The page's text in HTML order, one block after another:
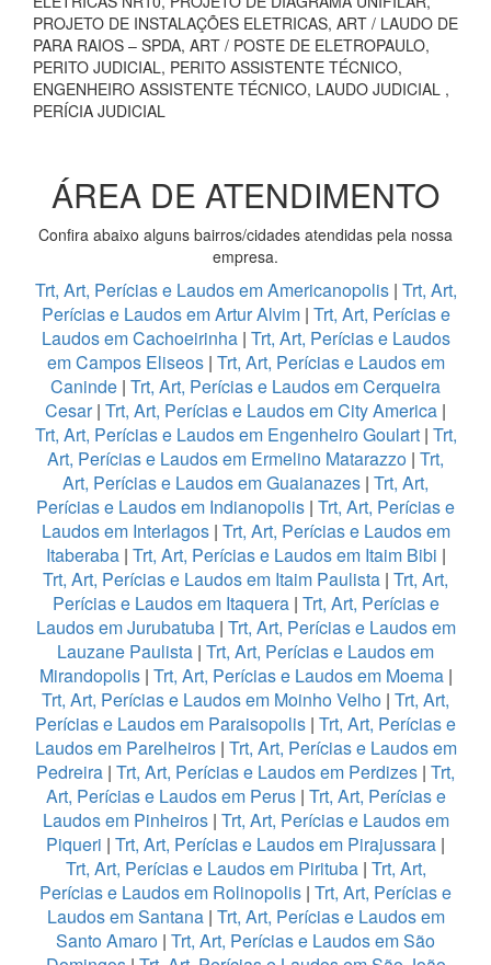
PROJETO DE INSTALAÇÕES ELETRICAS, ART / LAUDO DE
PARA RAIOS – SPDA, ART / POSTE DE ELETROPAULO,
PERITO JUDICIAL, PERITO ASSISTENTE TÉCNICO,
ENGENHEIRO ASSISTENTE TÉCNICO, LAUDO JUDICIAL ,
PERÍCIA JUDICIAL
ÁREA DE ATENDIMENTO
Confira abaixo alguns bairros/cidades atendidas pela nossa
empresa.
Trt, Art, Perícias e Laudos em Americanopolis | Trt, Art,
Perícias e Laudos em Artur Alvim | Trt, Art, Perícias e
Laudos em Cachoeirinha| Trt, Art, Perícias e Laudos
em Campos Eliseos | Trt, Art, Perícias e Laudos em
Caninde | Trt, Art, Perícias e Laudos em Cerqueira
Cesar| Trt, Art, Perícias e Laudos em City America |
Trt, Art, Perícias e Laudos em Engenheiro Goulart | Trt,
Art, Perícias e Laudos em Ermelino Matarazzo | Trt,
Art, Perícias e Laudos em Guaianazes | Trt, Art,
Perícias e Laudos em Indianopolis | Trt, Art, Perícias e
Laudos em Interlagos| Trt, Art, Perícias e Laudos em
Itaberaba| Trt, Art, Perícias e Laudos em Itaim Bibi |
Trt, Art, Perícias e Laudos em Itaim Paulista | Trt, Art,
Perícias e Laudos em Itaquera| Trt, Art, Perícias e
Laudos em Jurubatuba| Trt, Art, Perícias e Laudos em
Lauzane Paulista | Trt, Art, Perícias e Laudos em
Mirandopolis| Trt, Art, Perícias e Laudos em Moema|
Trt, Art, Perícias e Laudos em Moinho Velho | Trt, Art,
Perícias e Laudos em Paraisopolis | Trt, Art, Perícias e
Laudos em Parelheiros| Trt, Art, Perícias e Laudos em
Pedreira | Trt, Art, Perícias e Laudos em Perdizes | Trt,
Art, Perícias e Laudos em Perus| Trt, Art, Perícias e
Laudos em Pinheiros| Trt, Art, Perícias e Laudos em
Piqueri | Trt, Art, Perícias e Laudos em Pirajussara |
Trt, Art, Perícias e Laudos em Pirituba| Trt, Art,
Perícias e Laudos em Rolinopolis | Trt, Art, Perícias e
Laudos em Santana| Trt, Art, Perícias e Laudos em
Santo Amaro | Trt, Art, Perícias e Laudos em São